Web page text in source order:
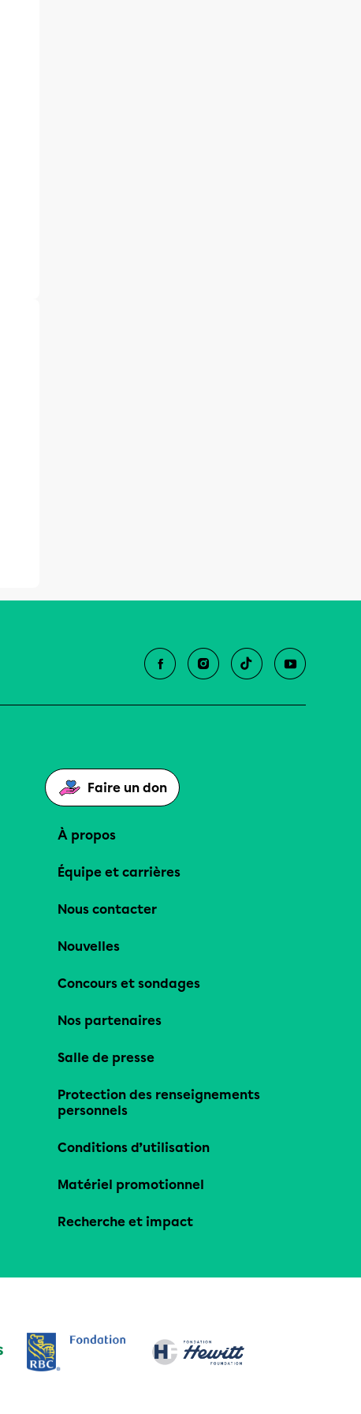
Faire un don
À propos
Équipe et carrières
Nous contacter
Nouvelles
Concours et sondages
Nos partenaires
Salle de presse
Protection des renseignements
personnels
Conditions d’utilisation
Matériel promotionnel
Recherche et impact